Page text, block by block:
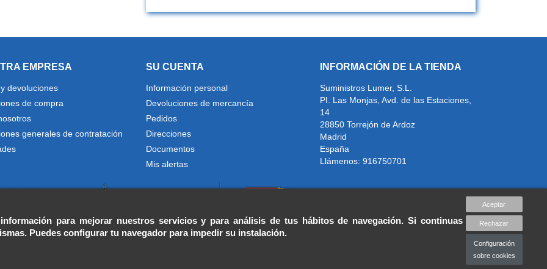
para mejorar nuestros servicios y para análisis de tus hábitos de navegación. Si continuas
Puedes configurar tu navegador para impedir su instalación.
Aceptar
Rechazar
Configuración
sobre cookies
EMPRESA
devoluciones
de compra
generales de contratación
SU CUENTA
Información personal
Devoluciones de mercancía
Pedidos
Direcciones
Documentos
Mis alertas
INFORMACIÓN DE LA TIENDA
Suministros Lumer, S.L.
PI. Las Monjas, Avd. de las Estaciones,
14
28850 Torrejón de Ardoz
Madrid
España
Llámenos: 916750701